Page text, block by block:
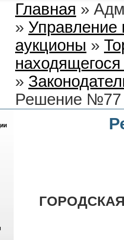
Главная »
» Управление
аукционы »
»
Решение №77